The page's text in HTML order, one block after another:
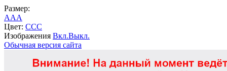
Размер:
AAA
Цвет: CCC
Изображения Вкл.Выкл.
Обычная версия сайта